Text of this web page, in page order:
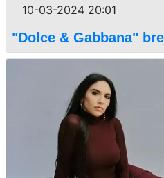
10-03-2024 20:01
"Dolce & Gabbana"